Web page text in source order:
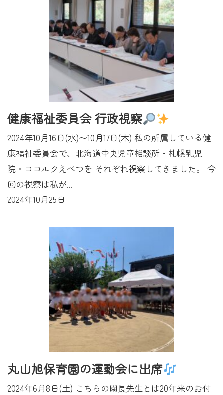
健康福祉委員会 行政視察
2024年10月16日(水)〜10月17日(木) 私の所属している健
康福祉委員会で、北海道中央児童相談所・札幌乳児
院・ココルクえべつを それぞれ視察してきました。 今
回の視察は私が...
2024年10月25日
丸山旭保育園の運動会に出席
2024年6月8日(土) こちらの園長先生とは20年来のお付